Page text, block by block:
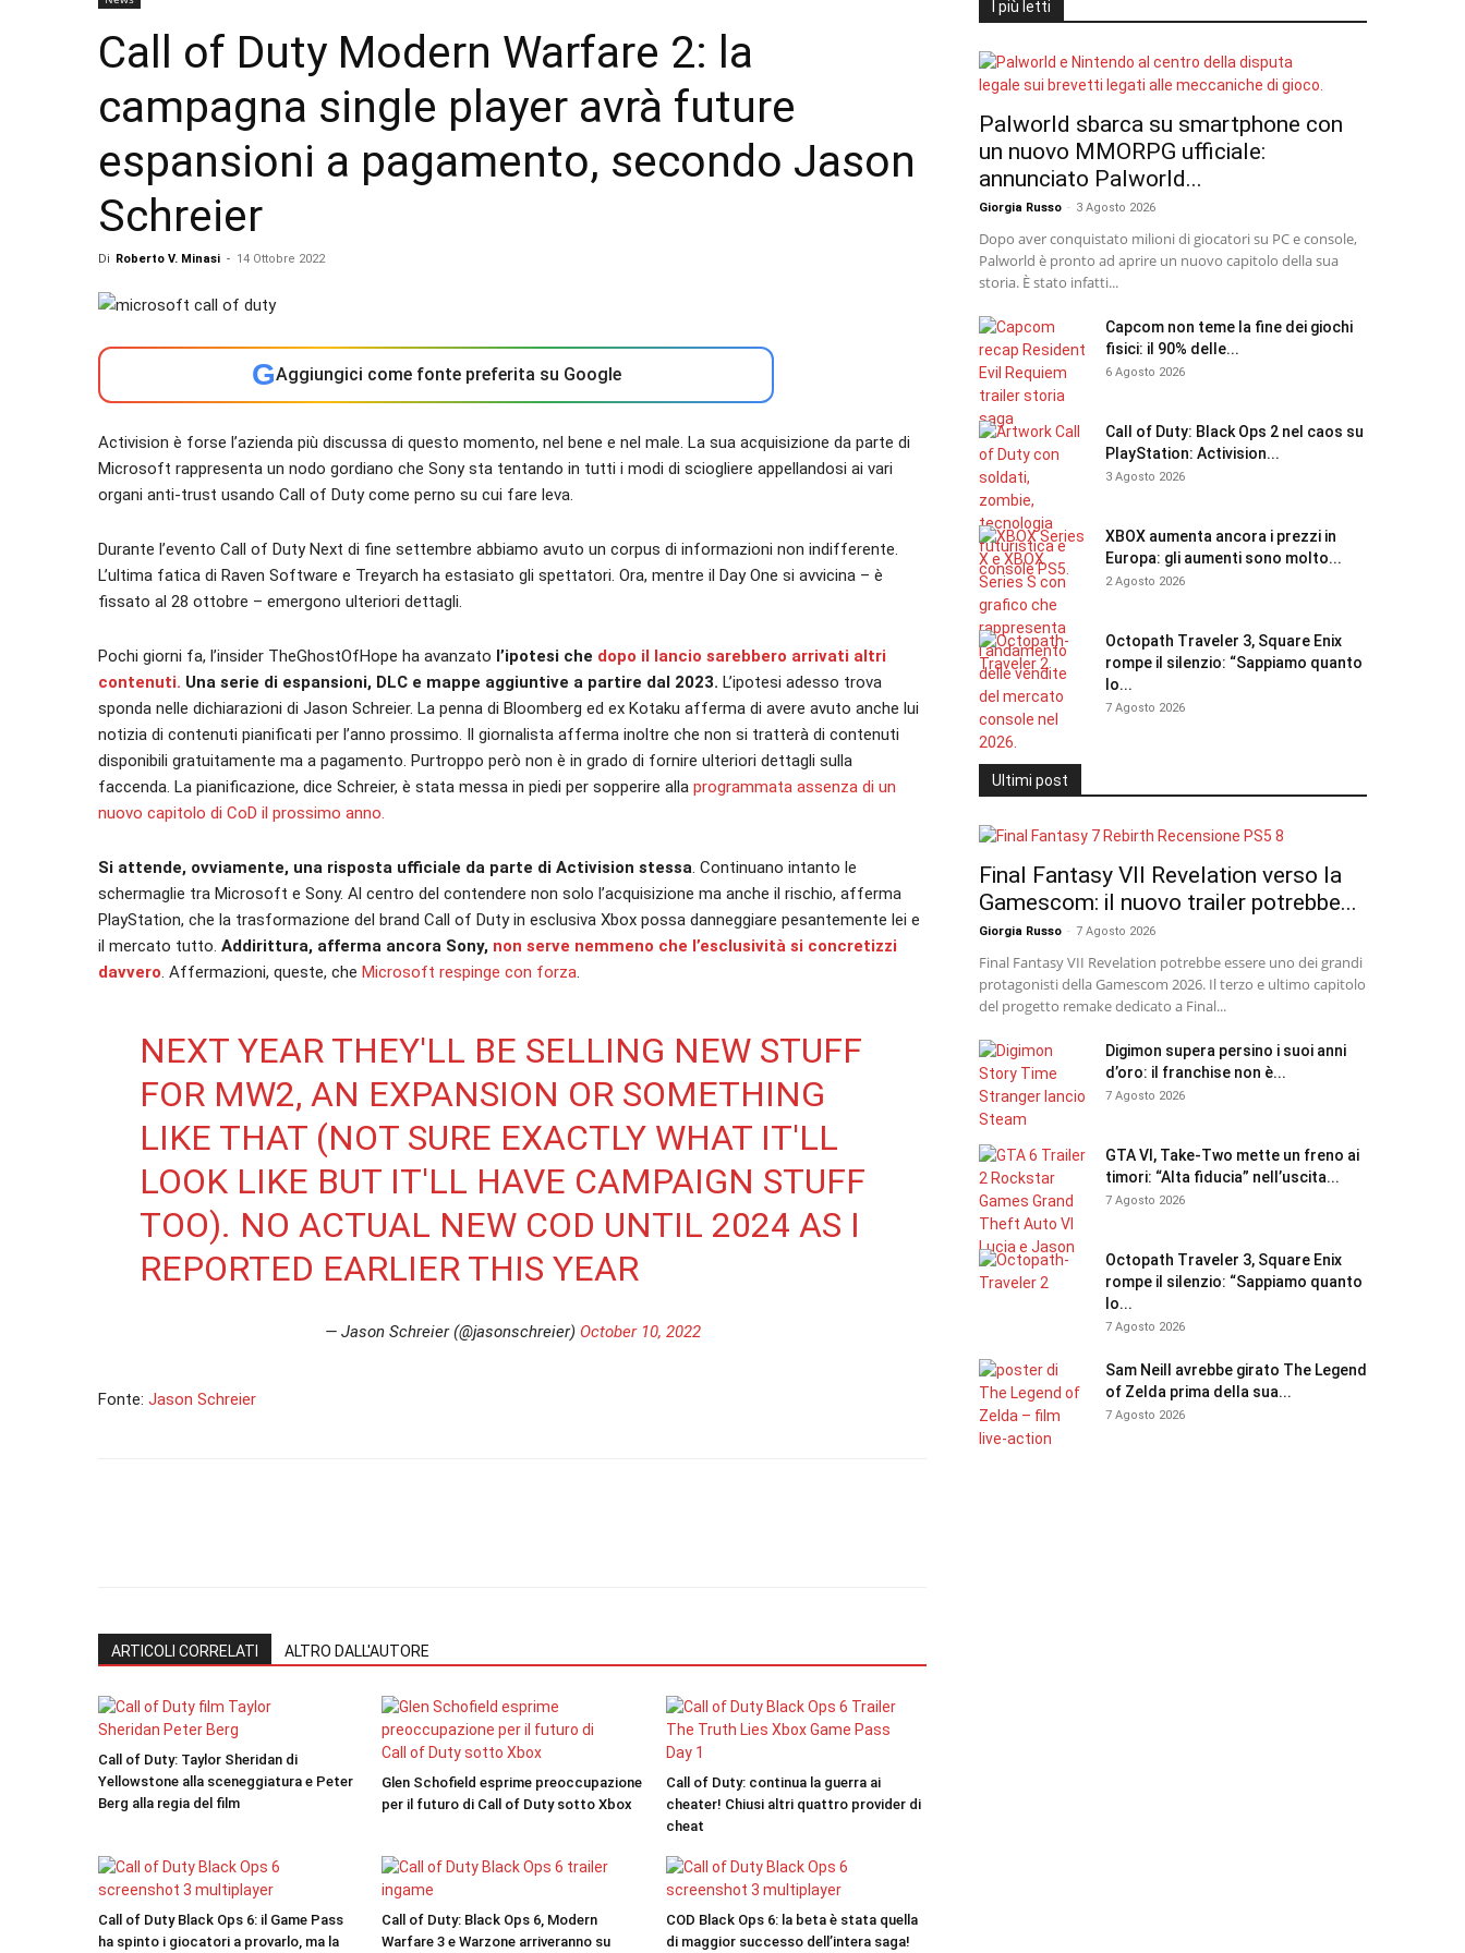
Call of Duty Modern Warfare 2: la
campagna single player avrà future
espansioni a pagamento, secondo Jason
Schreier
Di Roberto V. Minasi - 14 Ottobre 2022
GAggiungici come fonte preferita su Google
Activision è forse l’azienda più discussa di questo momento, nel bene e nel male. La sua acquisizione da parte di
Microsoft rappresenta un nodo gordiano che Sony sta tentando in tutti i modi di sciogliere appellandosi ai vari
organi anti-trust usando Call of Duty come perno su cui fare leva.
Durante l’evento Call of Duty Next di fine settembre abbiamo avuto un corpus di informazioni non indifferente.
L’ultima fatica di Raven Software e Treyarch ha estasiato gli spettatori. Ora, mentre il Day One si avvicina – è
fissato al 28 ottobre – emergono ulteriori dettagli.
Pochi giorni fa, l’insider TheGhostOfHope ha avanzato l’ipotesi che dopo il lancio sarebbero arrivati altri
contenuti. Una serie di espansioni, DLC e mappe aggiuntive a partire dal 2023. L’ipotesi adesso trova
sponda nelle dichiarazioni di Jason Schreier. La penna di Bloomberg ed ex Kotaku afferma di avere avuto anche lui
notizia di contenuti pianificati per l’anno prossimo. Il giornalista afferma inoltre che non si tratterà di contenuti
disponibili gratuitamente ma a pagamento. Purtroppo però non è in grado di fornire ulteriori dettagli sulla
faccenda. La pianificazione, dice Schreier, è stata messa in piedi per sopperire alla programmata assenza di un
nuovo capitolo di CoD il prossimo anno.
Si attende, ovviamente, una risposta ufficiale da parte di Activision stessa. Continuano intanto le
schermaglie tra Microsoft e Sony. Al centro del contendere non solo l’acquisizione ma anche il rischio, afferma
PlayStation, che la trasformazione del brand Call of Duty in esclusiva Xbox possa danneggiare pesantemente lei e
il mercato tutto. Addirittura, afferma ancora Sony, non serve nemmeno che l’esclusività si concretizzi
davvero. Affermazioni, queste, che Microsoft respinge con forza.
NEXT YEAR THEY'LL BE SELLING NEW STUFF
FOR MW2, AN EXPANSION OR SOMETHING
LIKE THAT (NOT SURE EXACTLY WHAT IT'LL
LOOK LIKE BUT IT'LL HAVE CAMPAIGN STUFF
TOO). NO ACTUAL NEW COD UNTIL 2024 AS I
REPORTED EARLIER THIS YEAR
— Jason Schreier (@jasonschreier) October 10, 2022
Fonte: Jason Schreier
ARTICOLI CORRELATI ALTRO DALL'AUTORE
Call of Duty: Taylor Sheridan di
Yellowstone alla sceneggiatura e Peter
Berg alla regia del film
Glen Schofield esprime preoccupazione
per il futuro di Call of Duty sotto Xbox
Call of Duty: continua la guerra ai
cheater! Chiusi altri quattro provider di
cheat
Call of Duty Black Ops 6: il Game Pass
ha spinto i giocatori a provarlo, ma la
Call of Duty: Black Ops 6, Modern
Warfare 3 e Warzone arriveranno su
COD Black Ops 6: la beta è stata quella
di maggior successo dell’intera saga!
I più letti
Palworld sbarca su smartphone con
un nuovo MMORPG ufficiale:
annunciato Palworld...
Giorgia Russo - 3 Agosto 2026
Dopo aver conquistato milioni di giocatori su PC e console,
Palworld è pronto ad aprire un nuovo capitolo della sua
storia. È stato infatti...
Capcom non teme la fine dei giochi
fisici: il 90% delle...
6 Agosto 2026
Call of Duty: Black Ops 2 nel caos su
PlayStation: Activision...
3 Agosto 2026
XBOX aumenta ancora i prezzi in
Europa: gli aumenti sono molto...
2 Agosto 2026
Octopath Traveler 3, Square Enix
rompe il silenzio: “Sappiamo quanto
lo...
7 Agosto 2026
Ultimi post
Final Fantasy VII Revelation verso la
Gamescom: il nuovo trailer potrebbe...
Giorgia Russo - 7 Agosto 2026
Final Fantasy VII Revelation potrebbe essere uno dei grandi
protagonisti della Gamescom 2026. Il terzo e ultimo capitolo
del progetto remake dedicato a Final...
Digimon supera persino i suoi anni
d’oro: il franchise non è...
7 Agosto 2026
GTA VI, Take-Two mette un freno ai
timori: “Alta fiducia” nell’uscita...
7 Agosto 2026
Octopath Traveler 3, Square Enix
rompe il silenzio: “Sappiamo quanto
lo...
7 Agosto 2026
Sam Neill avrebbe girato The Legend
of Zelda prima della sua...
7 Agosto 2026